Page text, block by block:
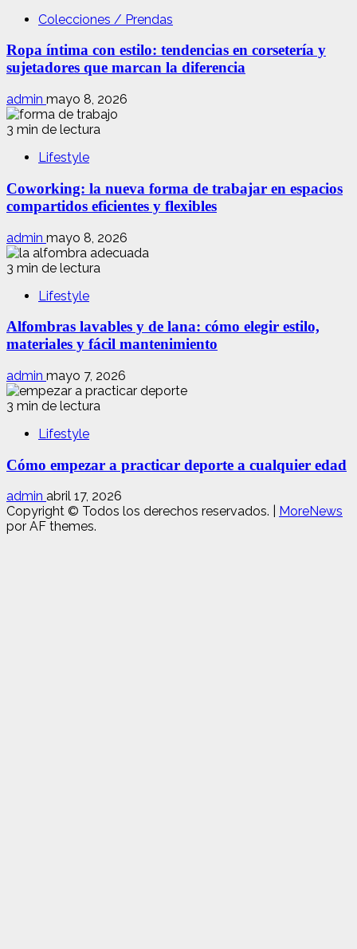
Colecciones / Prendas
Ropa íntima con estilo: tendencias en corsetería y
sujetadores que marcan la diferencia
admin mayo 8, 2026
3 min de lectura
Lifestyle
Coworking: la nueva forma de trabajar en espacios
compartidos eficientes y flexibles
admin mayo 8, 2026
3 min de lectura
Lifestyle
Alfombras lavables y de lana: cómo elegir estilo,
materiales y fácil mantenimiento
admin mayo 7, 2026
3 min de lectura
Lifestyle
Cómo empezar a practicar deporte a cualquier edad
admin abril 17, 2026
Copyright © Todos los derechos reservados.
MoreNews
por AF themes.